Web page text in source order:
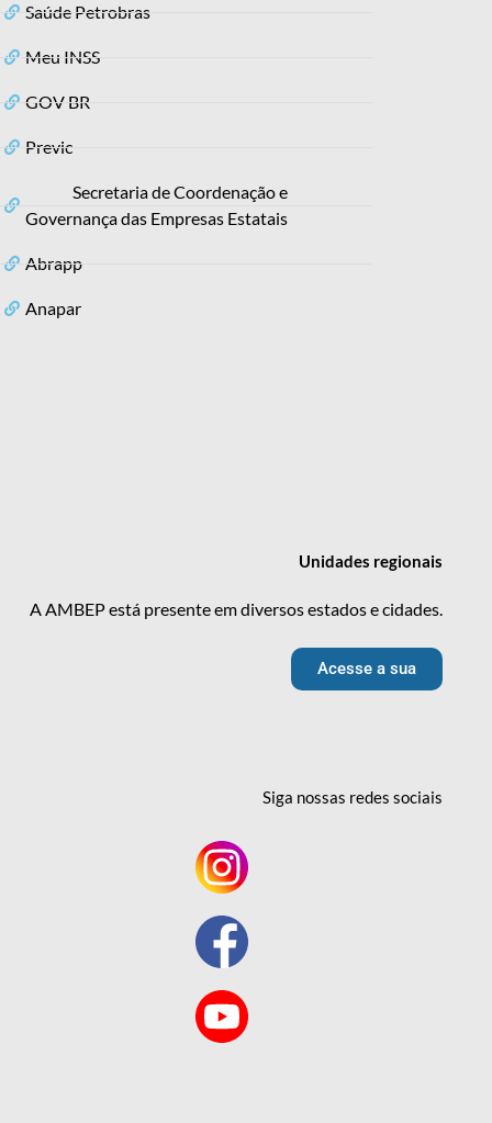
Saúde Petrobras
Meu INSS
GOV BR
Previc
Secretaria de Coordenação e
Governança das Empresas Estatais
Abrapp
Anapar
Unidades regionais
A AMBEP está presente em diversos estados e cidades.
Acesse a sua
Siga nossas redessociais